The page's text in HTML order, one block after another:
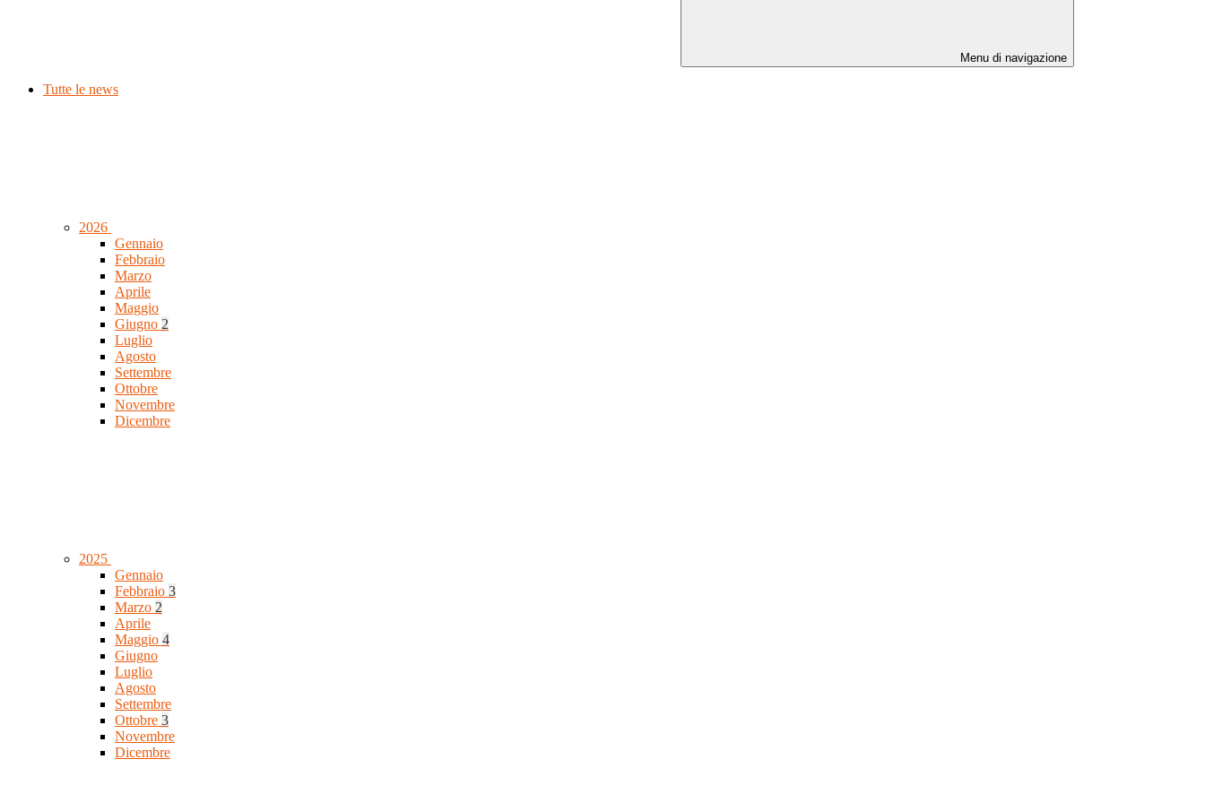
Menu di navigazione
Tutte le news
2026
Gennaio
Febbraio
Marzo
Aprile
Maggio
Giugno 2
Luglio
Agosto
Settembre
Ottobre
Novembre
Dicembre
2025
Gennaio
Febbraio 3
Marzo 2
Aprile
Maggio 4
Giugno
Luglio
Agosto
Settembre
Ottobre 3
Novembre
Dicembre